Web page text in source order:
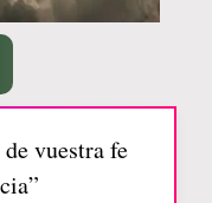
vuestra fe